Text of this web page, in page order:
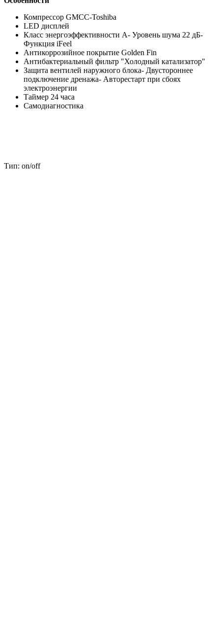
Компрессор GMCC-Toshiba
LED дисплей
Класс энергоэффективности А- Уровень шума 22 дБ-
Функция iFeel
Антикоррозийное покрытие Golden Fin
Антибактериальный фильтр "Холодный катализатор"
Защита вентилей наружного блока- Двустороннее
подключение дренажа- Авторестарт при сбоях
электроэнергии
Таймер 24 часа
Самодиагностика
Тип: on/off